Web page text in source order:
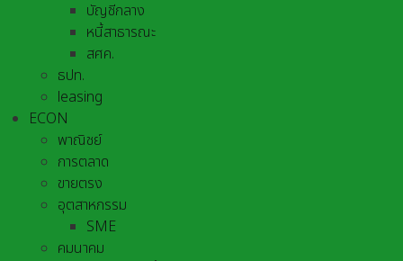
บัญชีกลาง
หนี้สาธารณะ
สศค.
ธปท.
leasing
ECON
พาณิชย์
การตลาด
ขายตรง
อุตสาหกรรม
SME
คมนาคม